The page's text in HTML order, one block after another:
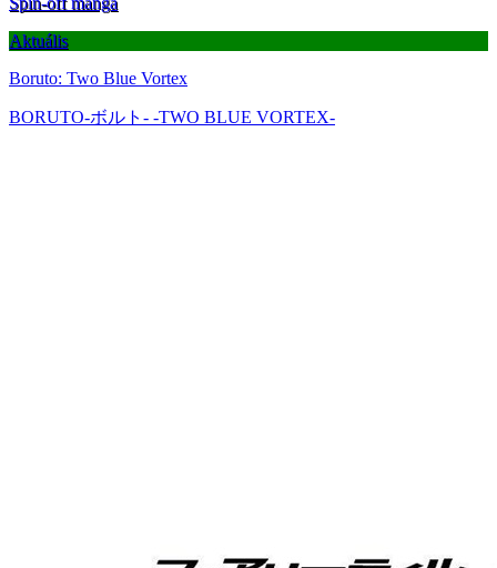
Aktuális
Boruto: Two Blue Vortex
BORUTO-ボルト- -TWO BLUE VORTEX-